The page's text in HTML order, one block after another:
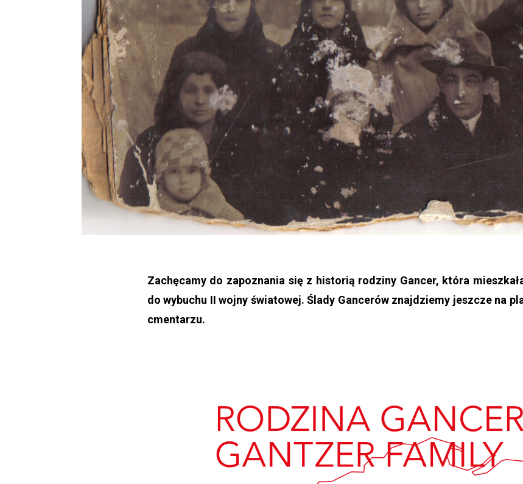
Zachęcamy do zapoznania się z historią rodziny Gancer, która
do wybuchu II wojny światowej. Ślady Gancerów znajdziemy jeszcze na
cmentarzu.